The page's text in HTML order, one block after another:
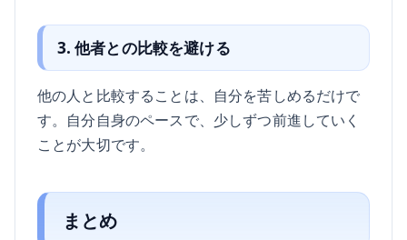
3. 他者との比較を避ける
他の人と比較することは、自分を苦しめるだけで
す。自分自身のペースで、少しずつ前進していく
ことが大切です。
まとめ